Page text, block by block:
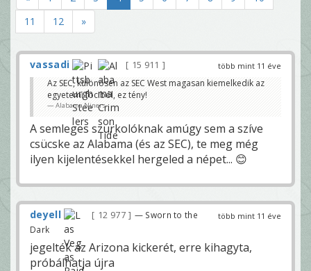
11
12 »
több mint 11 éve
vassadi
15 911
Az SEC, különösen az SEC West magasan kiemelkedik az
egyetemi fociból, ez tény!
Alabama Niners
A semleges szurkolóknak amúgy sem a szíve
csücske az Alabama (és az SEC), te meg még
ilyen kijelentésekkel hergeled a népet... 😊
több mint 11 éve
deyell 12 977
— Sworn to the
Dark
jegelték az Arizona kickerét, erre kihagyta,
próbálhatja újra